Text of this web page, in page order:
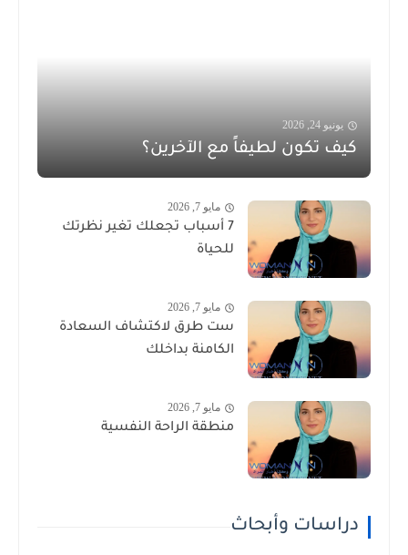
يونيو 24, 2026
كيف تكون لطيفاً مع الآخرين؟
مايو 7, 2026
7 أسباب تجعلك تغير نظرتك
للحياة
مايو 7, 2026
ست طرق لاكتشاف السعادة
الكامنة بداخلك
مايو 7, 2026
منطقة الراحة النفسية
دراسات وأبحاث